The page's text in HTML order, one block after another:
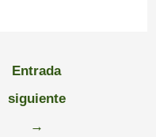
Entrada
siguiente
→